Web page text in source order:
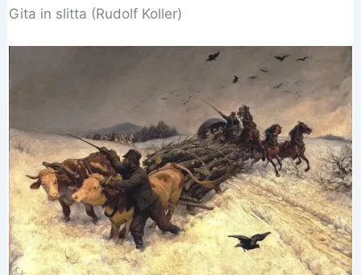
Gita in slitta (Rudolf Koller)